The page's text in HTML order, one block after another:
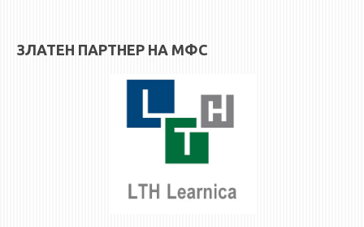
AIR QUALITY MODELLING
ЗЛАТЕН ПАРТНЕР НА МФС